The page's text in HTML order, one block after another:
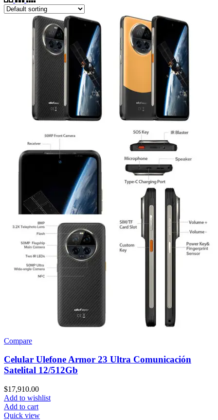
Compare
Celular Ulefone Armor 23 Ultra Comunicación
Satelital 12/512Gb
$17,910.00
Add to wishlist
Add to cart
Quick view